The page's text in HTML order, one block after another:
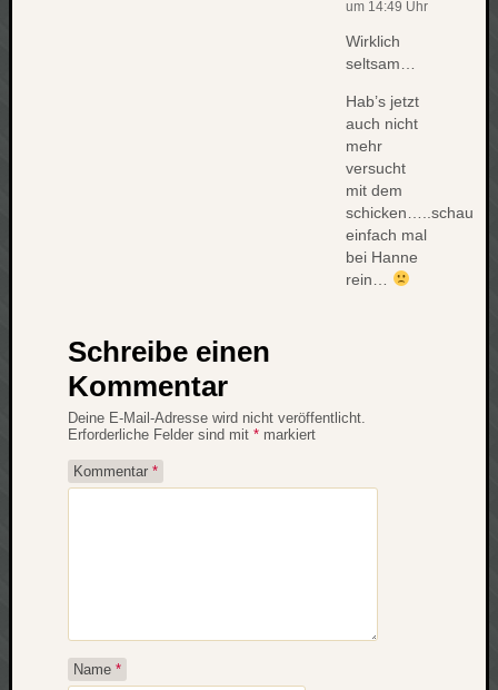
um 14:49 Uhr
Wirklich
seltsam…
Hab’s jetzt
auch nicht
mehr
versucht
mit dem
schicken…..schau
einfach mal
bei Hanne
rein…
Schreibe einen
Kommentar
Deine E-Mail-Adresse wird nicht veröffentlicht.
Erforderliche Felder sind mit * markiert
Kommentar *
Name *